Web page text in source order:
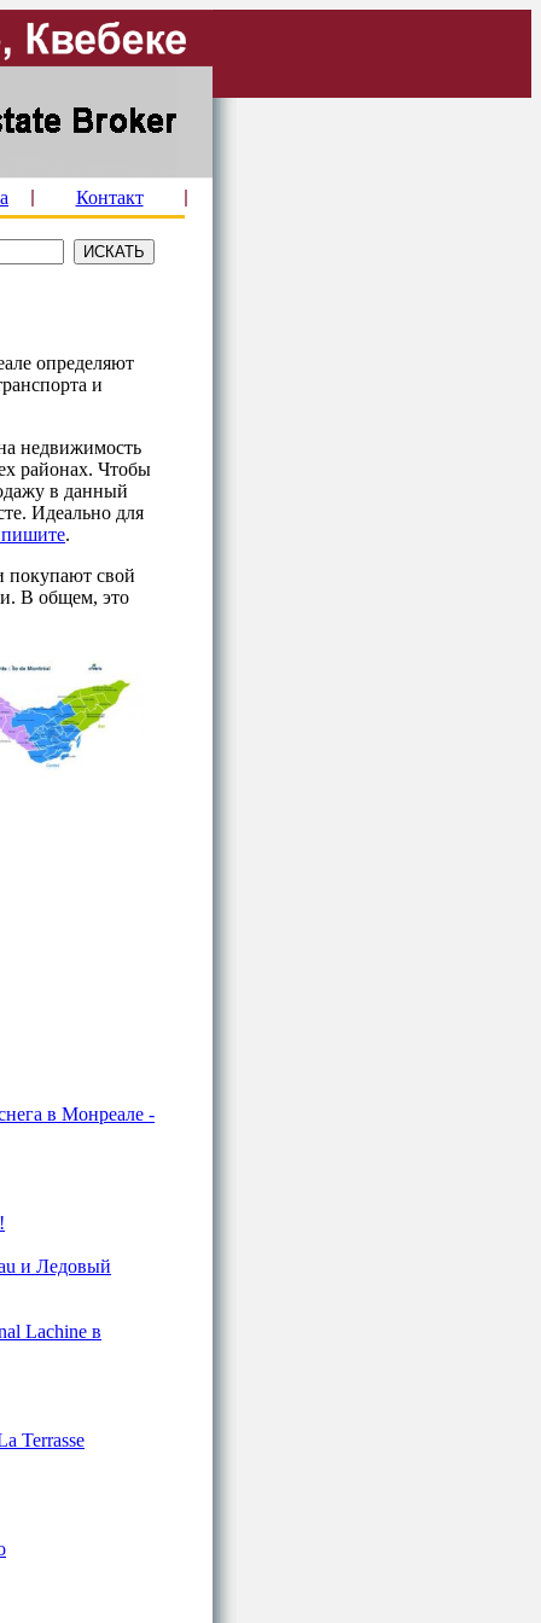
Контакт
определяют
и
недвижимость
районах. Чтобы
в данный
Идеально для
.
покупают свой
В общем, это
в Монреале -
и Ледовый
Lachine в
Terrasse